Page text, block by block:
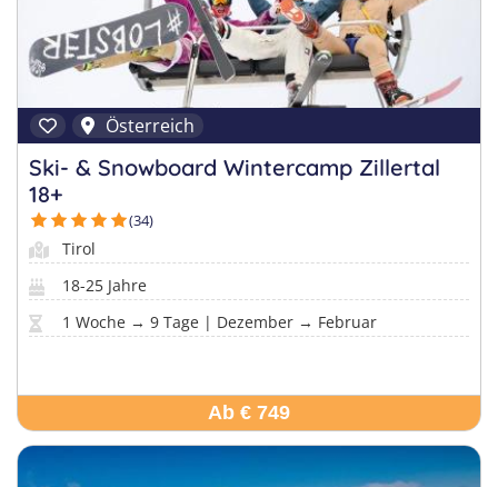
Österreich
Ski- & Snowboard Wintercamp Zillertal
18+
(34)
Tirol
18-25 Jahre
1 Woche → 9 Tage | Dezember → Februar
Ab € 749